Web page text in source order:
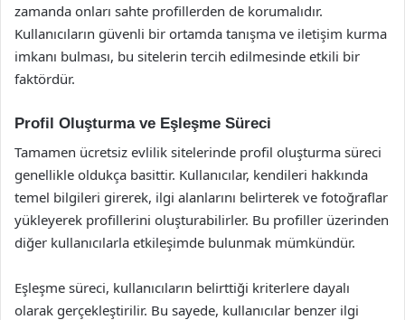
zamanda onları sahte profillerden de korumalıdır.
Kullanıcıların güvenli bir ortamda tanışma ve iletişim kurma
imkanı bulması, bu sitelerin tercih edilmesinde etkili bir
faktördür.
Profil Oluşturma ve Eşleşme Süreci
Tamamen ücretsiz evlilik sitelerinde profil oluşturma süreci
genellikle oldukça basittir. Kullanıcılar, kendileri hakkında
temel bilgileri girerek, ilgi alanlarını belirterek ve fotoğraflar
yükleyerek profillerini oluşturabilirler. Bu profiller üzerinden
diğer kullanıcılarla etkileşimde bulunmak mümkündür.
Eşleşme süreci, kullanıcıların belirttiği kriterlere dayalı
olarak gerçekleştirilir. Bu sayede, kullanıcılar benzer ilgi